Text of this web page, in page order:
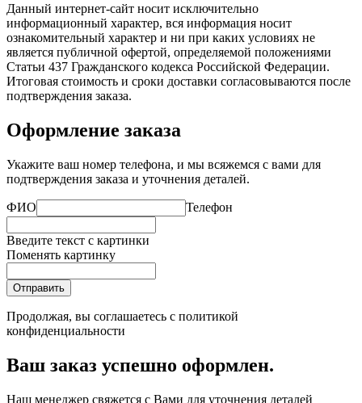
Данный интернет-сайт носит исключительно
информационный характер, вся информация носит
ознакомительный характер и ни при каких условиях не
является публичной офертой, определяемой положениями
Статьи 437 Гражданского кодекса Российской Федерации.
Итоговая стоимость и сроки доставки согласовываются после
подтверждения заказа.
Оформление заказа
Укажите ваш номер телефона, и мы всяжемся с вами для
подтверждения заказа и уточнения деталей.
ФИО Телефон
Введите текст с картинки
Поменять картинку
Отправить
Продолжая, вы соглашаетесь с политикой
конфиденциальности
Ваш заказ успешно оформлен.
Наш менеджер свяжется с Вами для уточнения деталей